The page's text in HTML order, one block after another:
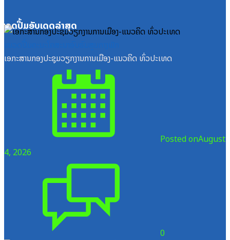
ດປື້ມອັບເດດລ່າສຸດ
ເອກະສານກອງປະຊຸມວຽກງານການເມືອງ-ແນວຄິດ ທົ່ວປະເທດ
Posted onAugust
4, 2026
0